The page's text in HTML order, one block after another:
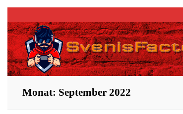
Zum
Inhalt
springen
Monat: September 2022